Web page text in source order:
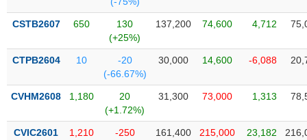
CSTB2607 650
130
(+25%)
137,200 74,600 4,712
CTPB2604 10
-20
(-66.67%)
30,000 14,600 -6,088
CVHM2608 1,180
20
(+1.72%)
31,300 73,000 1,313
CVIC2601 1,210
-250
161,400 215,000 23,182
SỨC
TÀI